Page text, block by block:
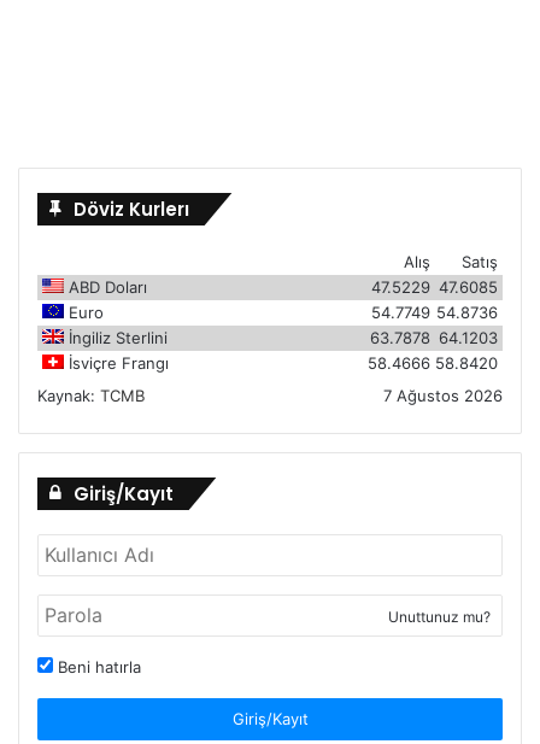
Döviz Kurlerı
Satış
Alış
ABD Doları
47.6085
47.5229
Euro
54.8736
54.7749
İngiliz Sterlini
64.1203
63.7878
İsviçre Frangı
58.8420
58.4666
Kaynak: TCMB 7 Ağustos 2026
Giriş/Kayıt
Unuttunuz mu?
Beni hatırla
Giriş/Kayıt